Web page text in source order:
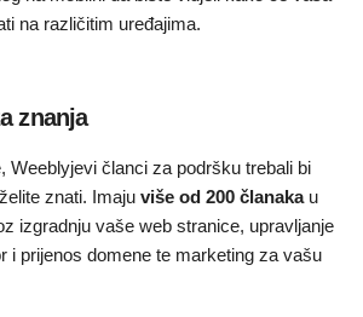
na različitim uređajima.
znanja
Weeblyjevi članci za podršku trebali bi
znati. Imaju više od 200 članakau
izgradnju vaše web stranice, upravljanje
i prijenos domene te marketing za vašu